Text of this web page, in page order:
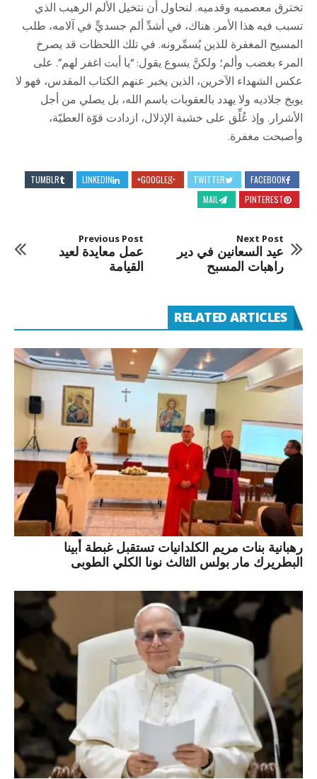
تخترق معصميه وقدميه. لنحاول أن نتخيل الألم الرهيب الذي
تسبب فيه هذا الأمر. هناك، في أشدِّ ألم جسديٍّ في آلامه، طلب
المسيح المغفرة للذين يُسمِّرونه. في تلك اللحظات قد يصرخ
المرء بغضب وألم؛ ولكنَّ يسوع يقول: “يا أبت اغفر لهم”. على
عكس الشهداء الآخرين، الذين يخبر عنهم الكتاب المقدس، فهو لا
يوبخ جلاديه ولا يهدد بالعقوبات باسم الله، بل يصلي من أجل
الأشرار. وإذ عُلِّق على خشبة الإذلال، ازدادت قوّة العطيّة،
وأصبحت مغفرة.
FACEBOOK
TWITTER
GOOGLE+
LINKEDIN
TUMBLR
PINTEREST
MAIL
Previous Post
عمل معايدة لعيد
القيامة
Next Post
عيد السعانين في دير
راهبات المسبح
RELATED ARTICLES
رهبانية بنات مريم الكلدانيات تستقبل غبطة أبينا
البطريرك مار بولس الثالث نونا الكلي الطوبى